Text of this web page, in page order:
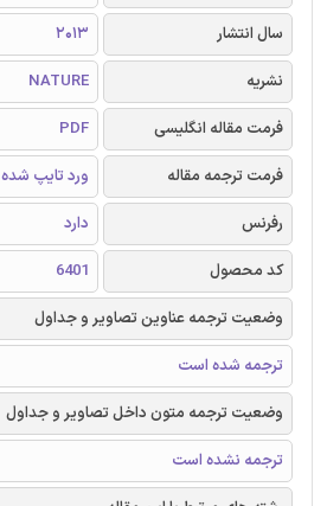
سال انتشار
2013
نشریه
NATURE
فرمت مقاله انگلیسی
PDF
فرمت ترجمه مقاله
ورد تایپ شده
رفرنس
دارد
کد محصول
6401
وضعیت ترجمه عناوین تصاویر و جداول
ترجمه شده است
وضعیت ترجمه متون داخل تصاویر و جداول
ترجمه نشده است